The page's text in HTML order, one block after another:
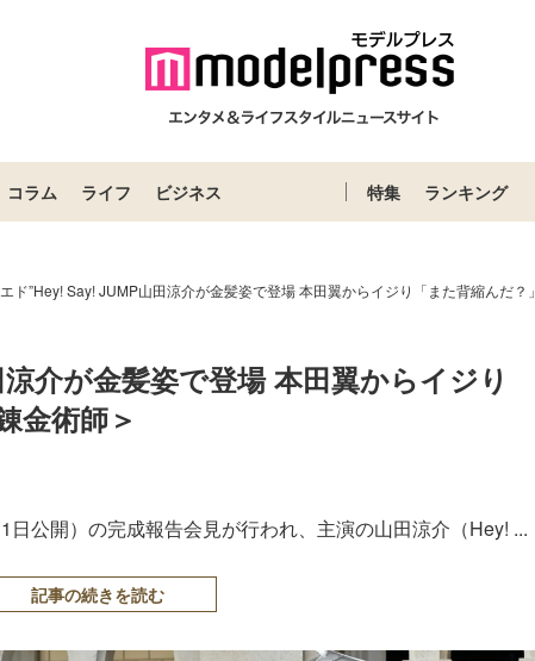
コラム ライフ ビジネス 特集 ランキング
ド”Hey! Say! JUMP山田涼介が金髪姿で登場 本田翼からイジり「また背縮んだ？」
介が金髪姿で登場 本田翼からイジり
金術師＞
公開）の完成報告会見が行われ、主演の山田涼介（Hey! ...
記事の続きを読む